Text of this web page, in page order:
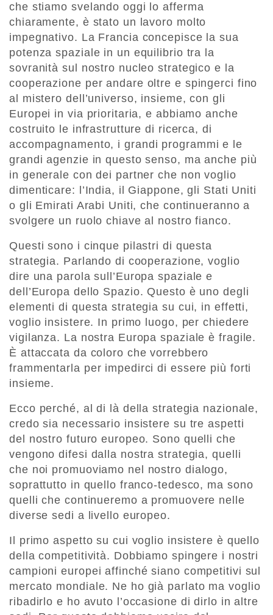
che stiamo svelando oggi lo afferma
chiaramente, è stato un lavoro molto
impegnativo. La Francia concepisce la sua
potenza spaziale in un equilibrio tra la
sovranità sul nostro nucleo strategico e la
cooperazione per andare oltre e spingerci fino
al mistero dell’universo, insieme, con gli
Europei in via prioritaria, e abbiamo anche
costruito le infrastrutture di ricerca, di
accompagnamento, i grandi programmi e le
grandi agenzie in questo senso, ma anche più
in generale con dei partner che non voglio
dimenticare: l’India, il Giappone, gli Stati Uniti
o gli Emirati Arabi Uniti, che continueranno a
svolgere un ruolo chiave al nostro fianco.
Questi sono i cinque pilastri di questa
strategia. Parlando di cooperazione, voglio
dire una parola sull’Europa spaziale e
dell’Europa dello Spazio. Questo è uno degli
elementi di questa strategia su cui, in effetti,
voglio insistere. In primo luogo, per chiedere
vigilanza. La nostra Europa spaziale è fragile.
È attaccata da coloro che vorrebbero
frammentarla per impedirci di essere più forti
insieme.
Ecco perché, al di là della strategia nazionale,
credo sia necessario insistere su tre aspetti
del nostro futuro europeo. Sono quelli che
vengono difesi dalla nostra strategia, quelli
che noi promuoviamo nel nostro dialogo,
soprattutto in quello franco-tedesco, ma sono
quelli che continueremo a promuovere nelle
diverse sedi a livello europeo.
Il primo aspetto su cui voglio insistere è quello
della competitività. Dobbiamo spingere i nostri
campioni europei affinché siano competitivi sul
mercato mondiale. Ne ho già parlato ma voglio
ribadirlo e ho avuto l’occasione di dirlo in altre